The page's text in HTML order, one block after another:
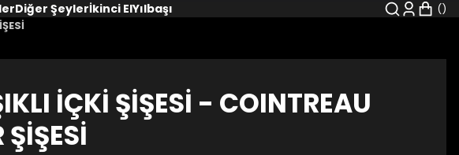
Diğer Şeylerİkinci ElYılbaşı
İÇKİ ŞİŞESİ - COINTREAU
ŞİŞESİ